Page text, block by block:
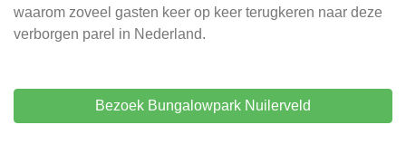
waarom zoveel gasten keer op keer terugkeren naar deze
verborgen parel in Nederland.
Bezoek Bungalowpark Nuilerveld